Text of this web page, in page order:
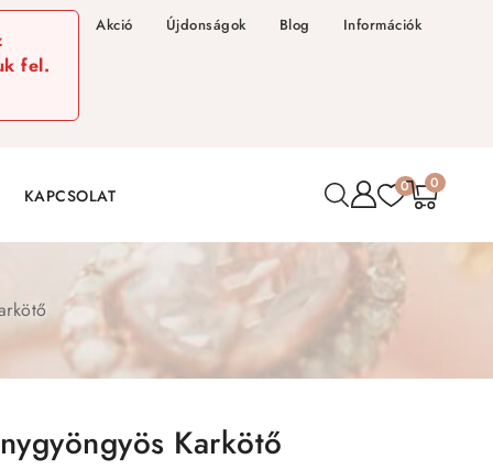
fel.
Akció Újdonságok Blog Információk
KAPCSOLAT 0 0
Karkötő